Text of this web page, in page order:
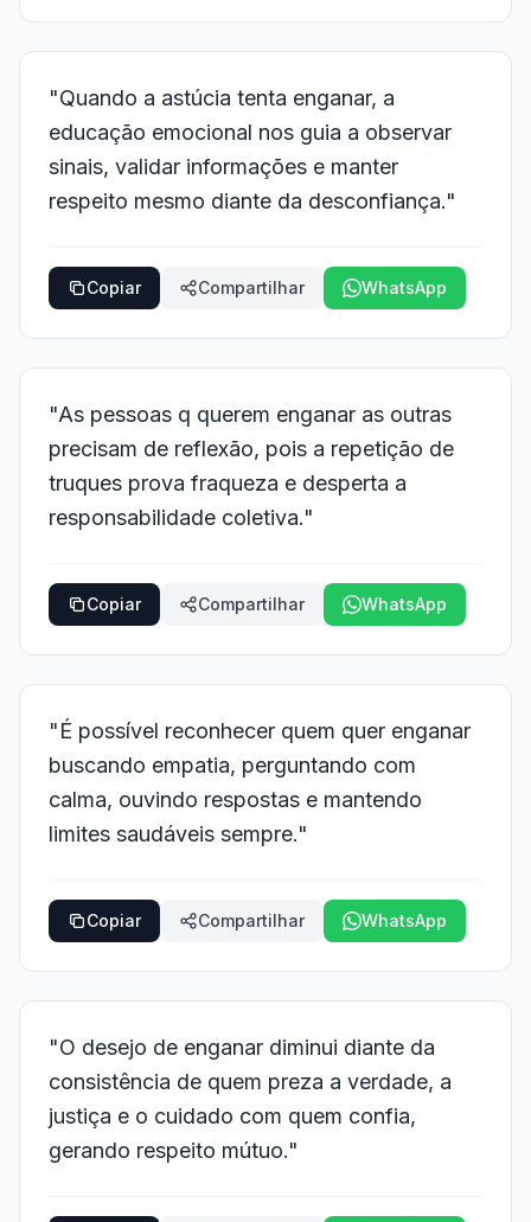
"Quando a astúcia tenta enganar, a
educação emocional nos guia a observar
sinais, validar informações e manter
respeito mesmo diante da desconfiança."
Copiar Compartilhar WhatsApp
"As pessoas q querem enganar as outras
precisam de reflexão, pois a repetição de
truques prova fraqueza e desperta a
responsabilidade coletiva."
Copiar Compartilhar WhatsApp
"É possível reconhecer quem quer enganar
buscando empatia, perguntando com
calma, ouvindo respostas e mantendo
limites saudáveis sempre."
Copiar Compartilhar WhatsApp
"O desejo de enganar diminui diante da
consistência de quem preza a verdade, a
justiça e o cuidado com quem confia,
gerando respeito mútuo."